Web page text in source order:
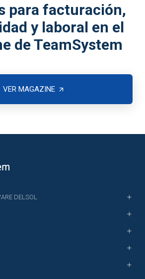
para facturación,
y laboral en el
de TeamSystem
VER MAGAZINE
DELSOL